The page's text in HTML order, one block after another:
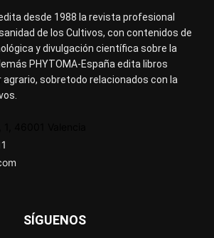
desde 1988 la revista profesional
de los Cultivos, con contenidos de
y divulgación científica sobre la
PHYTOMA-España edita libros
sobretodo relacionados con la
SÍGUENOS